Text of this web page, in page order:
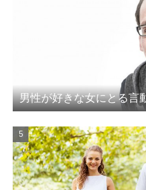
男性が好きな女にとる言